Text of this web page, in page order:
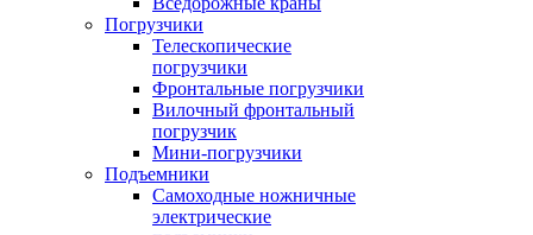
Погрузчики
Телескопические
погрузчики
Фронтальные погрузчики
Вилочный фронтальный
погрузчик
Мини-погрузчики
Подъемники
Самоходные ножничные
электрические